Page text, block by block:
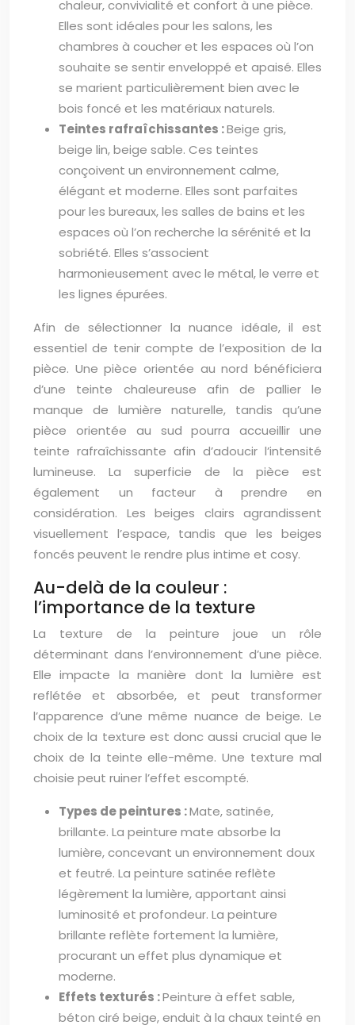
chaleur, convivialité et confort à une pièce.
Elles sont idéales pour les salons, les
chambres à coucher et les espaces où l’on
souhaite se sentir enveloppé et apaisé. Elles
se marient particulièrement bien avec le
bois foncé et les matériaux naturels.
Teintes rafraîchissantes :Beige gris,
beige lin, beige sable. Ces teintes
conçoivent un environnement calme,
élégant et moderne. Elles sont parfaites
pour les bureaux, les salles de bains et les
espaces où l’on recherche la sérénité et la
sobriété. Elles s’associent
harmonieusement avec le métal, le verre et
les lignes épurées.
Afin de sélectionner la nuance idéale, il est
essentiel de tenir compte de l’exposition de la
pièce. Une pièce orientée au nord bénéficiera
d’une teinte chaleureuse afin de pallier le
manque de lumière naturelle, tandis qu’une
pièce orientée au sud pourra accueillir une
teinte rafraîchissante afin d’adoucir l’intensité
lumineuse. La superficie de la pièce est
également un facteur à prendre en
considération. Les beiges clairs agrandissent
visuellement l’espace, tandis que les beiges
foncés peuvent le rendre plus intime et cosy.
Au-delà de la couleur :
l’importance de la texture
La texture de la peinture joue un rôle
déterminant dans l’environnement d’une pièce.
Elle impacte la manière dont la lumière est
reflétée et absorbée, et peut transformer
l’apparence d’une même nuance de beige. Le
choix de la texture est donc aussi crucial que le
choix de la teinte elle-même. Une texture mal
choisie peut ruiner l’effet escompté.
Types de peintures :Mate, satinée,
brillante. La peinture mate absorbe la
lumière, concevant un environnement doux
et feutré. La peinture satinée reflète
légèrement la lumière, apportant ainsi
luminosité et profondeur. La peinture
brillante reflète fortement la lumière,
procurant un effet plus dynamique et
moderne.
Effets texturés :Peinture à effet sable,
béton ciré beige, enduit à la chaux teinté en